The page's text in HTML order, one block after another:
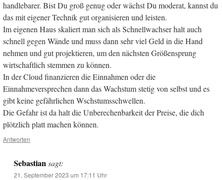
handlebarer. Bist Du groß genug oder wächst Du moderat, kannst du
das mit eigener Technik gut organisieren und leisten.
Im eigenen Haus skaliert man sich als Schnellwachser halt auch
schnell gegen Wände und muss dann sehr viel Geld in die Hand
nehmen und gut projektieren, um den nächsten Größensprung
wirtschaftlich stemmen zu können.
In der Cloud finanzieren die Einnahmen oder die
Einnahmeversprechen dann das Wachstum stetig von selbst und es
gibt keine gefährlichen Wschstumsschwellen.
Die Gefahr ist da halt die Unberechenbarkeit der Preise, die dich
plötzlich platt machen können.
Antworten
Sebastian sagt:
21. September 2023 um 17:11 Uhr